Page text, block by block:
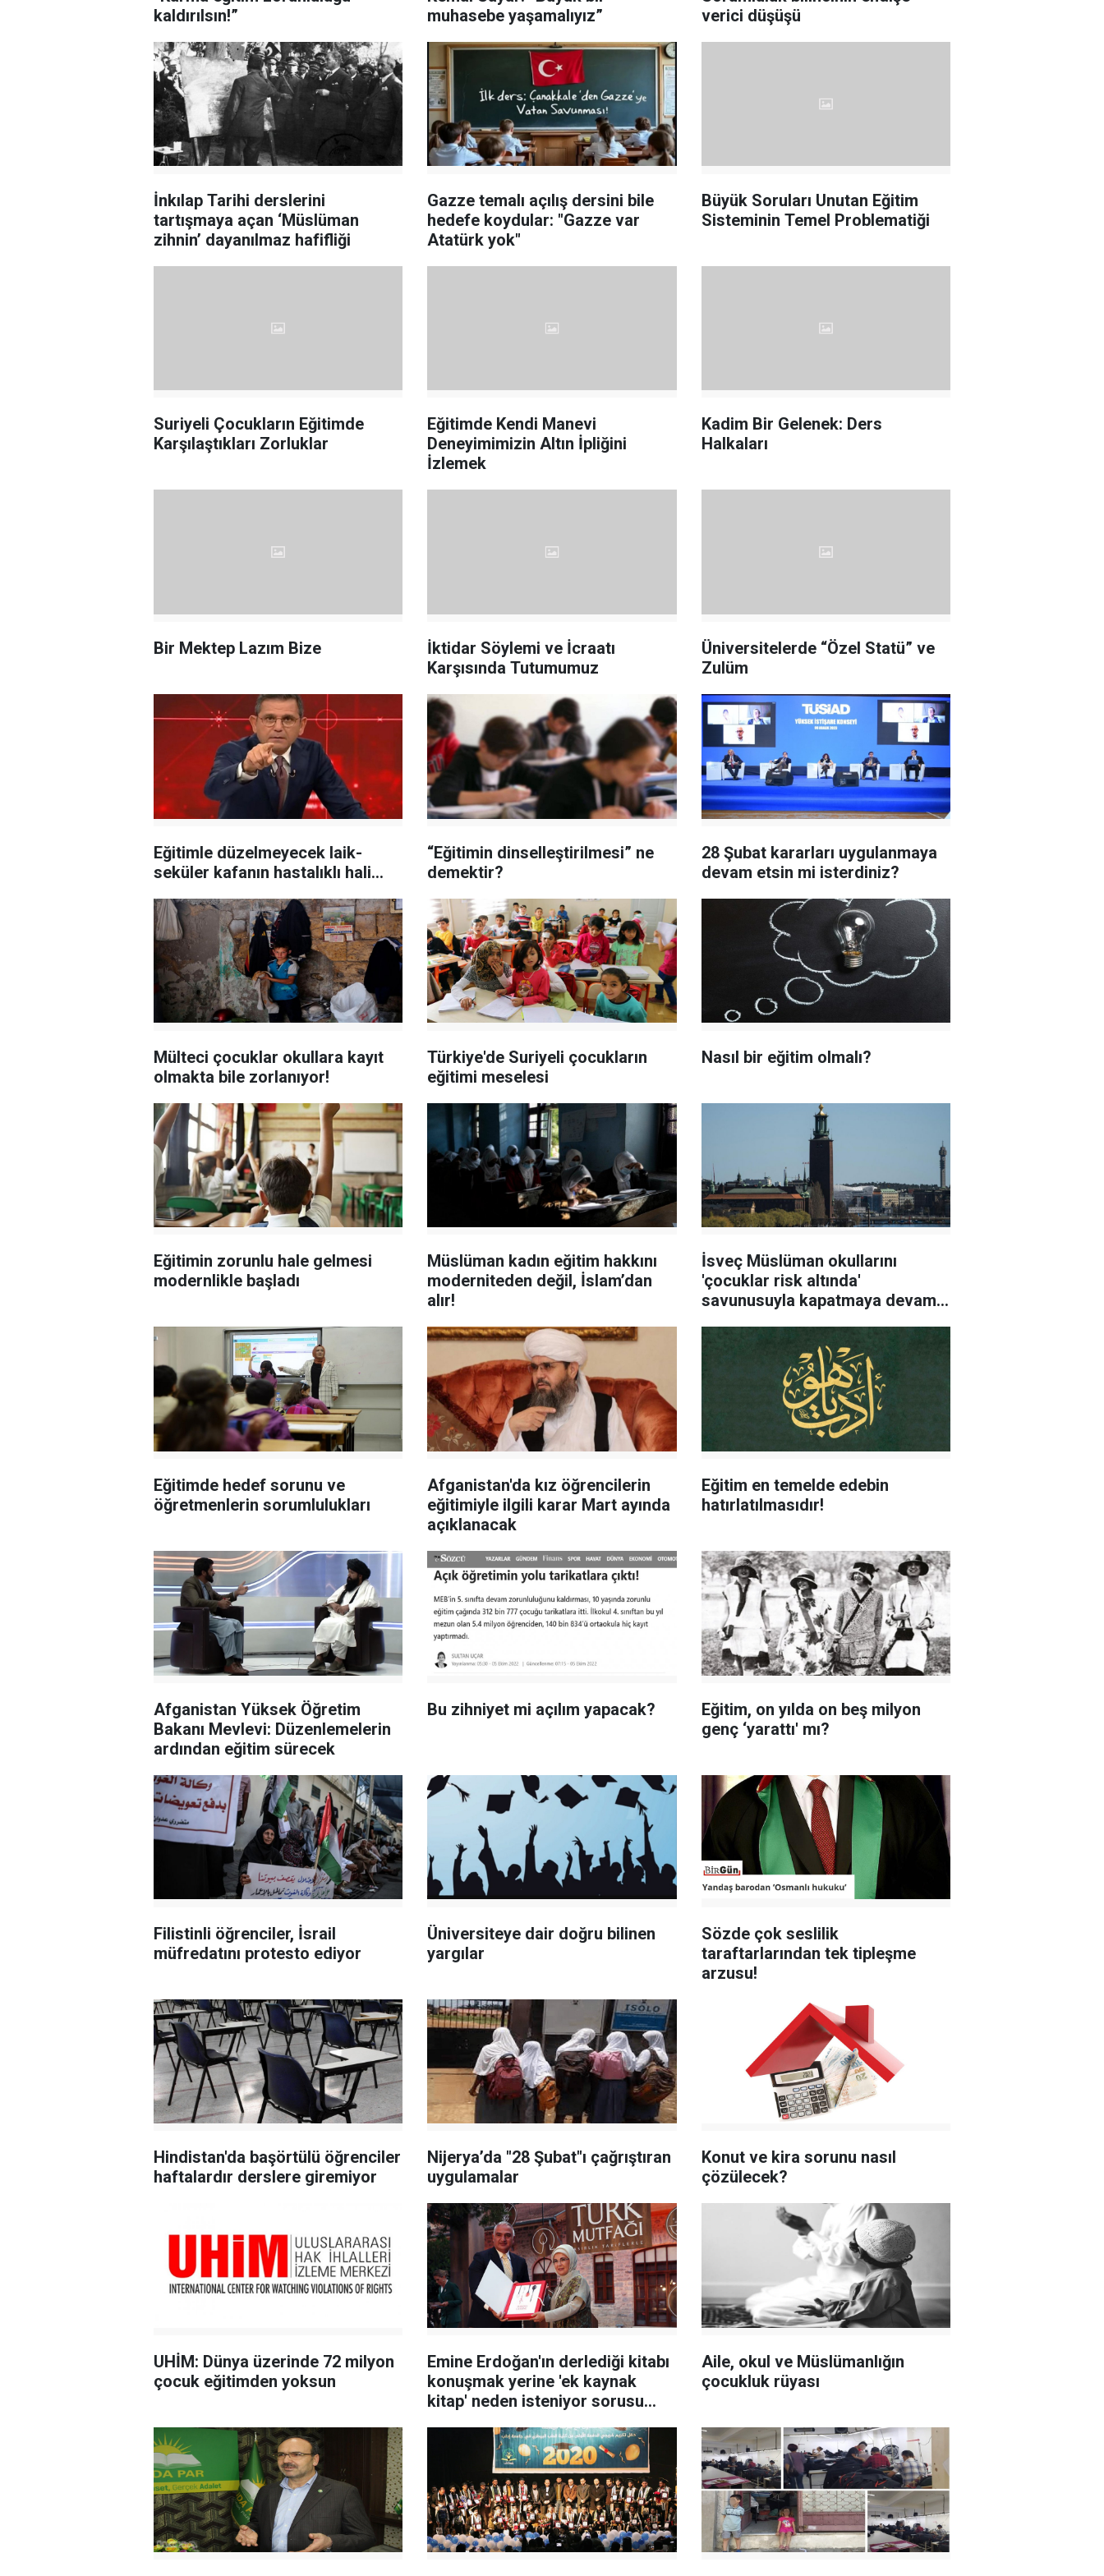
kaldırılsın!”
muhasebe yaşamalıyız”
verici düşüşü
İnkılap Tarihi derslerini
tartışmaya açan ‘Müslüman
zihnin’ dayanılmaz hafifliği
Gazze temalı açılış dersini bile
hedefe koydular: "Gazze var
Atatürk yok"
Büyük Soruları Unutan Eğitim
Sisteminin Temel Problematiği
Suriyeli Çocukların Eğitimde
Karşılaştıkları Zorluklar
Eğitimde Kendi Manevi
Deneyimimizin Altın İpliğini
İzlemek
Kadim Bir Gelenek: Ders
Halkaları
Bir Mektep Lazım Bize
İktidar Söylemi ve İcraatı
Karşısında Tutumumuz
Üniversitelerde “Özel Statü” ve
Zulüm
Eğitimle düzelmeyecek laik-
seküler kafanın hastalıklı hali...
“Eğitimin dinselleştirilmesi” ne
demektir?
28 Şubat kararları uygulanmaya
devam etsin mi isterdiniz?
Mülteci çocuklar okullara kayıt
olmakta bile zorlanıyor!
Türkiye'de Suriyeli çocukların
eğitimi meselesi
Nasıl bir eğitim olmalı?
Eğitimin zorunlu hale gelmesi
modernlikle başladı
Müslüman kadın eğitim hakkını
moderniteden değil, İslam’dan
alır!
İsveç Müslüman okullarını
'çocuklar risk altında'
savunusuyla kapatmaya devam
Eğitimde hedef sorunu ve
öğretmenlerin sorumlulukları
Afganistan'da kız öğrencilerin
eğitimiyle ilgili karar Mart ayında
açıklanacak
Eğitim en temelde edebin
hatırlatılmasıdır!
Afganistan Yüksek Öğretim
Bakanı Mevlevi: Düzenlemelerin
ardından eğitim sürecek
Bu zihniyet mi açılım yapacak?
Eğitim, on yılda on beş milyon
genç ‘yarattı' mı?
Filistinli öğrenciler, İsrail
müfredatını protesto ediyor
Üniversiteye dair doğru bilinen
yargılar
Sözde çok seslilik
taraftarlarından tek tipleşme
arzusu!
Hindistan'da başörtülü öğrenciler
haftalardır derslere giremiyor
Nijerya’da "28 Şubat"ı çağrıştıran
uygulamalar
Konut ve kira sorunu nasıl
çözülecek?
UHİM: Dünya üzerinde 72 milyon
çocuk eğitimden yoksun
Emine Erdoğan'ın derlediği kitabı
konuşmak yerine 'ek kaynak
kitap' neden isteniyor sorusu
Aile, okul ve Müslümanlığın
çocukluk rüyası